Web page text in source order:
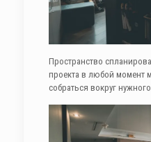
Пространство
проекта в любой момент
собраться вокруг